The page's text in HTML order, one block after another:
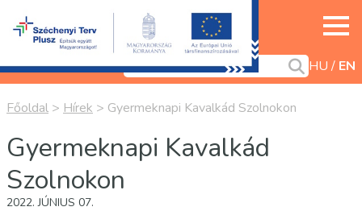
HU EN
Főoldal > Hírek > Gyermeknapi Kavalkád Szolnokon
Gyermeknapi Kavalkád
Szolnokon
2022. JÚNIUS 07.